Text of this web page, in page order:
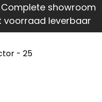
Complete showroom
voorraad leverbaar
- 25